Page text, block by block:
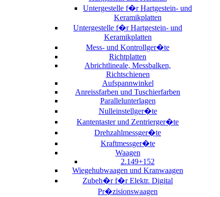
Untergestelle f�r Hartgestein- und
Keramikplatten
Untergestelle f�r Hartgestein- und
Keramikplatten
Mess- und Kontrollger�te
Richtplatten
Abrichtlineale, Messbalken,
Richtschienen
Aufspannwinkel
Anreissfarben und Tuschierfarben
Parallelunterlagen
Nulleinstellger�te
Kantentaster und Zentrierger�te
Drehzahlmessger�te
Kraftmessger�te
Waagen
2.149+152
Wiegehubwaagen und Kranwaagen
Zubeh�r f�r Elektr. Digital
Pr�zisionswaagen